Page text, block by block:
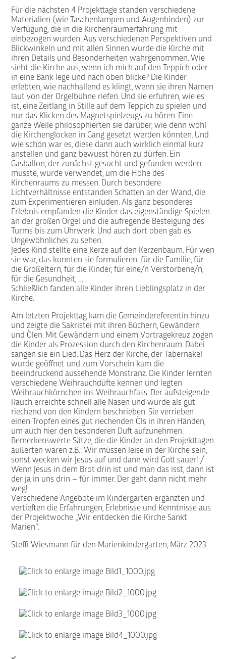
Für die nächsten 4 Projekttage standen verschiedene
Materialien (wie Taschenlampen und Augenbinden) zur
Verfügung, die in die Kirchenraumerfahrung mit
einbezogen wurden. Aus verschiedenen Perspektiven und
Blickwinkeln und mit allen Sinnen wurde die Kirche mit
ihren Details und Besonderheiten wahrgenommen. Wie
sieht die Kirche aus, wenn ich mich auf den Teppich oder
in eine Bank lege und nach oben blicke? Die Kinder
erlebten, wie nachhallend es klingt, wenn sie ihren Namen
laut von der Orgelbühne riefen. Und sie erfuhren, wie es
ist, eine Zeitlang in Stille auf dem Teppich zu spielen und
nur das Klicken des Magnetspielzeugs zu hören. Eine
ganze Weile philosophierten sie darüber, wie denn wohl
die Kirchenglocken in Gang gesetzt werden könnten. Und
wie schön war es, diese dann auch wirklich einmal kurz
anstellen und ganz bewusst hören zu dürfen. Ein
Gasballon, der zunächst gesucht und gefunden werden
musste, wurde verwendet, um die Höhe des
Kirchenraums zu messen. Durch besondere
Lichtverhältnisse entstanden Schatten an der Wand, die
zum Experimentieren einluden. Als ganz besonderes
Erlebnis empfanden die Kinder das eigenständige Spielen
an der großen Orgel und die aufregende Besteigung des
Turms bis zum Uhrwerk. Und auch dort oben gab es
Ungewöhnliches zu sehen.
Jedes Kind stellte eine Kerze auf den Kerzenbaum. Für wen
sie war, das konnten sie formulieren: für die Familie, für
die Großeltern, für die Kinder, für eine/n Verstorbene/n,
für die Gesundheit, … .
Schließlich fanden alle Kinder ihren Lieblingsplatz in der
Kirche.
Am letzten Projekttag kam die Gemeindereferentin hinzu
und zeigte die Sakristei mit ihren Büchern, Gewändern
und Ölen. Mit Gewändern und einem Vortragekreuz zogen
die Kinder als Prozession durch den Kirchenraum. Dabei
sangen sie ein Lied. Das Herz der Kirche, der Tabernakel
wurde geöffnet und zum Vorschein kam die
beeindruckend aussehende Monstranz. Die Kinder lernten
verschiedene Weihrauchdüfte kennen und legten
Weihrauchkörnchen ins Weihrauchfass. Der aufsteigende
Rauch erreichte schnell alle Nasen und wurde als gut
riechend von den Kindern beschrieben. Sie verrieben
einen Tropfen eines gut riechenden Öls in ihren Händen,
um auch hier den besonderen Duft aufzunehmen.
Bemerkenswerte Sätze, die die Kinder an den Projekttagen
äußerten waren z.B.: Wir müssen leise in der Kirche sein,
sonst wecken wir Jesus auf und dann wird Gott sauer! /
Wenn Jesus in dem Brot drin ist und man das isst, dann ist
der ja in uns drin – für immer. Der geht dann nicht mehr
weg!
Verschiedene Angebote im Kindergarten ergänzten und
vertieften die Erfahrungen, Erlebnisse und Kenntnisse aus
der Projektwoche „Wir entdecken die Kirche Sankt
Marien“.
Steffi Wiesmann für den Marienkindergarten, März 2023